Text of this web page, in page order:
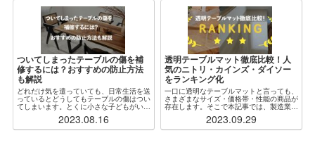
ついてしまったテーブルの傷を補
修するには？おすすめの防止方法
も解説
どれだけ気を遣っていても、日常生活を送
っているとどうしてもテーブルの傷はつい
てしまいます。とくに小さな子どもがいる
場合、ふとしたことがきっかけで木製・ガ
ラス製問わず傷だらけになってしまうこと
もしばしばです。傷をつけないように注意
2023.08.16
透明テーブルマット徹底比較！人
気のニトリ・カインズ・ダイソー
をランキング化
一口に透明なテーブルマットと言っても、
さまざまなサイズ・価格帯・性能の商品が
存在します。そこで本記事では、製造業者
からも見解をもらいつつ、特に人気な各社
の透明テーブルマットを厳選・比較し、ラ
ンキング化しました。加えて、「自分の状
2023.09.29